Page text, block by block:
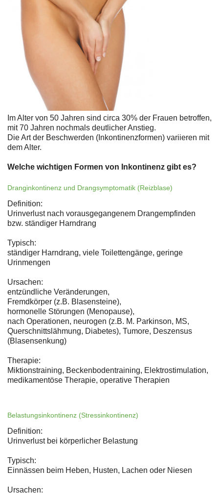
Im Alter von 50 Jahren sind circa 30% der Frauen betroffen,
mit 70 Jahren nochmals deutlicher Anstieg.
Die Art der Beschwerden (Inkontinenzformen) variieren mit
dem Alter.
Welche wichtigen Formen von Inkontinenz gibt es?
Dranginkontinenz und Drangsymptomatik (Reizblase)
Definition:
Urinverlust nach vorausgegangenem Drangempfinden
bzw. ständiger Harndrang
Typisch:
ständiger Harndrang, viele Toilettengänge, geringe
Urinmengen
Ursachen:
entzündliche Veränderungen,
Fremdkörper (z.B. Blasensteine),
hormonelle Störungen (Menopause),
nach Operationen, neurogen (z.B. M. Parkinson, MS,
Querschnittslähmung, Diabetes), Tumore, Deszensus
(Blasensenkung)
Therapie:
Miktionstraining, Beckenbodentraining, Elektrostimulation,
medikamentöse Therapie, operative Therapien
Belastungsinkontinenz (Stressinkontinenz)
Definition:
Urinverlust bei körperlicher Belastung
Typisch:
Einnässen beim Heben, Husten, Lachen oder Niesen
Ursachen: